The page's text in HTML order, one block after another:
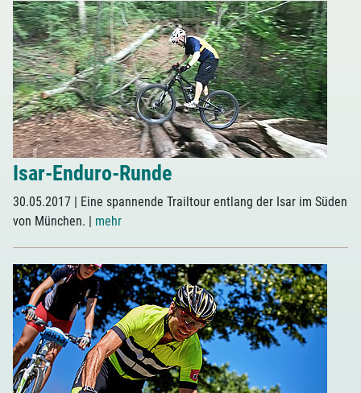
Isar-Enduro-Runde
30.05.2017 | Eine spannende Trailtour entlang der Isar im Süden
von München. | mehr